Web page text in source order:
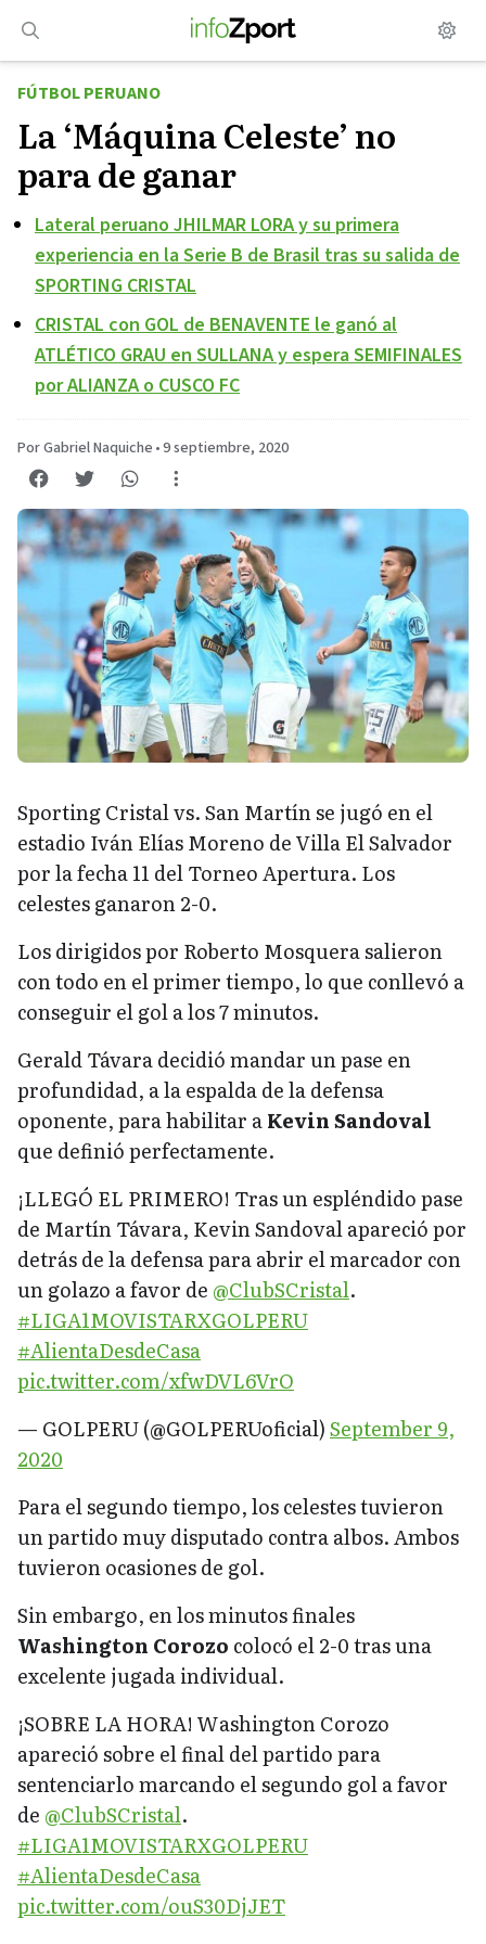
contenido
FÚTBOL PERUANO
La ‘Máquina Celeste’ no
para de ganar
Lateral peruano JHILMAR LORA y su primera
experiencia en la Serie B de Brasil tras su salida de
SPORTING CRISTAL
CRISTAL con GOL de BENAVENTE le ganó al
ATLÉTICO GRAU en SULLANA y espera SEMIFINALES
por ALIANZA o CUSCO FC
Por Gabriel Naquiche •9 septiembre, 2020
Sporting Cristal vs. San Martín se jugó en el
estadio Iván Elías Moreno de Villa El Salvador
por la fecha 11 del Torneo Apertura. Los
celestes ganaron 2-0.
Los dirigidos por Roberto Mosquera salieron
con todo en el primer tiempo, lo que conllevó a
conseguir el gol a los 7 minutos.
Gerald Távara decidió mandar un pase en
profundidad, a la espalda de la defensa
oponente, para habilitar aKevin Sandoval
que definió perfectamente.
¡LLEGÓ EL PRIMERO! Tras un espléndido pase
de Martín Távara, Kevin Sandoval apareció por
detrás de la defensa para abrir el marcador con
un golazo a favor de @ClubSCristal.
#LIGA1MOVISTARXGOLPERU
#AlientaDesdeCasa
pic.twitter.com/xfwDVL6VrO
— GOLPERU (@GOLPERUoficial)September 9,
2020
Para el segundo tiempo, los celestes tuvieron
un partido muy disputado contra albos. Ambos
tuvieron ocasiones de gol.
Sin embargo, en los minutos finales
Washington Corozo colocó el 2-0 tras una
excelente jugada individual.
¡SOBRE LA HORA! Washington Corozo
apareció sobre el final del partido para
sentenciarlo marcando el segundo gol a favor
de @ClubSCristal.
#LIGA1MOVISTARXGOLPERU
#AlientaDesdeCasa
pic.twitter.com/ouS30DjJET